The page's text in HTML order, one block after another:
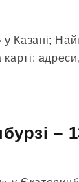
у Казані;
–